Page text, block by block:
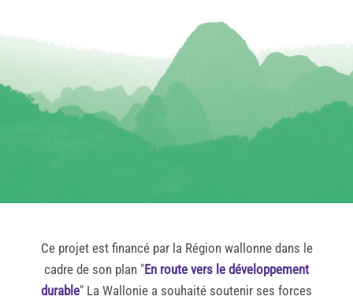
Ce projet est financé par la Région wallonne dans le
cadre de son plan "En route vers le développement
durable" La Wallonie a souhaité soutenir ses forces